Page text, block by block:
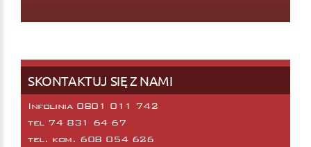
SKONTAKTUJ SIĘ Z NAMI
Infolinia 0801 011 742
tel 74 831 64 67
tel. kom. 608 054 626